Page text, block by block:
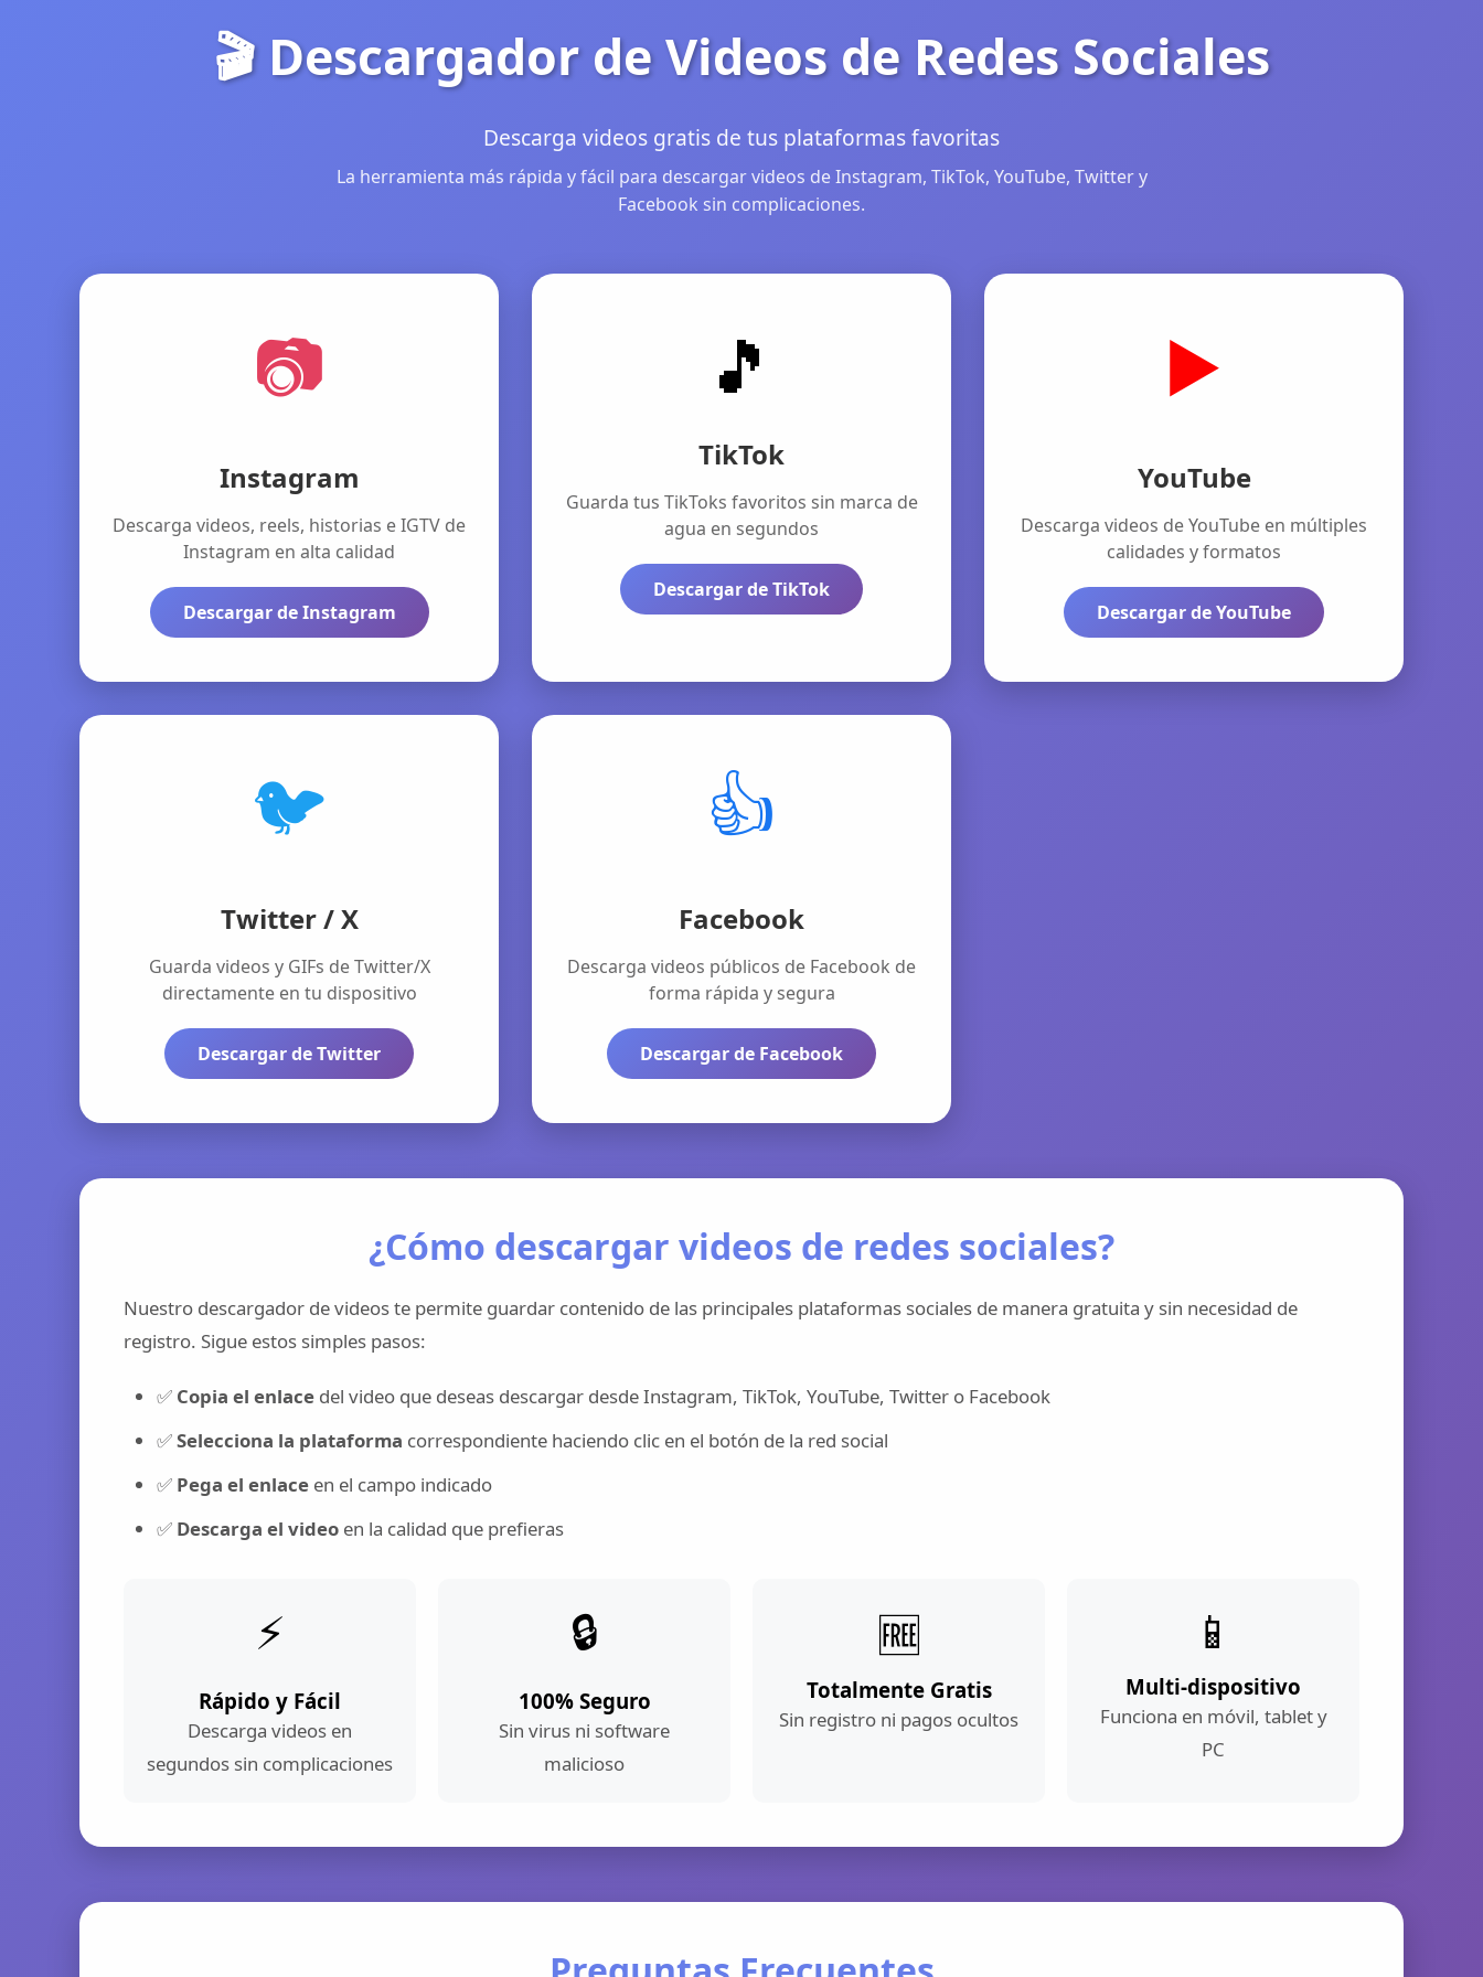
🎬 Descargador de Videos de Redes Sociales
Descarga videos gratis de tus plataformas favoritas
La herramienta más rápida y fácil para descargar videos de Instagram, TikTok, YouTube, Twitter y
Facebook sin complicaciones.
📷
Instagram
Descarga videos, reels, historias e IGTV de
Instagram en alta calidad
Descargar de Instagram
🎵
TikTok
Guarda tus TikToks favoritos sin marca de
agua en segundos
Descargar de TikTok
▶️
YouTube
Descarga videos de YouTube en múltiples
calidades y formatos
Descargar de YouTube
🐦
Twitter / X
Guarda videos y GIFs de Twitter/X
directamente en tu dispositivo
Descargar de Twitter
👍
Facebook
Descarga videos públicos de Facebook de
forma rápida y segura
Descargar de Facebook
¿Cómo descargar videos de redes sociales?
Nuestro descargador de videos te permite guardar contenido de las principales plataformas sociales de manera gratuita y sin necesidad de
registro. Sigue estos simples pasos:
✅ Copia el enlace del video que deseas descargar desde Instagram, TikTok, YouTube, Twitter o Facebook
✅Selecciona la plataforma correspondiente haciendo clic en el botón de la red social
✅ Pega el enlace en el campo indicado
✅ Descarga el video en la calidad que prefieras
⚡
Rápido y Fácil
Descarga videos en
segundos sin complicaciones
🔒
100% Seguro
Sin virus ni software
malicioso
🆓
Totalmente Gratis
Sin registro ni pagos ocultos
📱
Multi-dispositivo
Funciona en móvil, tablet y
PC